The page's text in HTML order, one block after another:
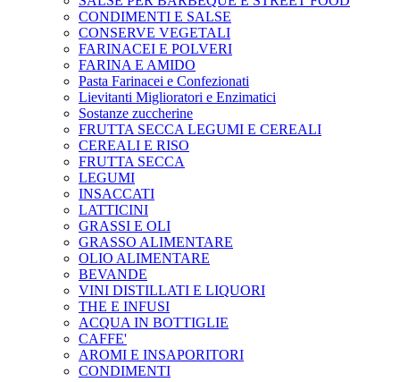
CONDIMENTI E SALSE
CONSERVE VEGETALI
FARINACEI E POLVERI
FARINA E AMIDO
Pasta Farinacei e Confezionati
Lievitanti Miglioratori e Enzimatici
Sostanze zuccherine
FRUTTA SECCA LEGUMI E CEREALI
CEREALI E RISO
FRUTTA SECCA
LEGUMI
INSACCATI
LATTICINI
GRASSI E OLI
GRASSO ALIMENTARE
OLIO ALIMENTARE
BEVANDE
VINI DISTILLATI E LIQUORI
THE E INFUSI
ACQUA IN BOTTIGLIE
CAFFE'
AROMI E INSAPORITORI
CONDIMENTI